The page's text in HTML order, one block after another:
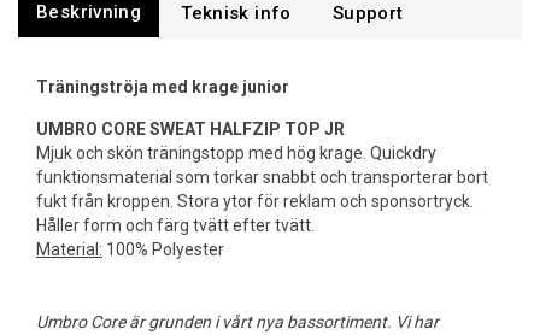
Beskrivning Support
Träningströja med krage junior
UMBRO CORE SWEAT HALFZIP TOP JR
Mjuk och skön träningstopp med hög krage. Quickdry
funktionsmaterial som torkar snabbt och transporterar bort
fukt från kroppen. Stora ytor för reklam och sponsortryck.
Håller form och färg tvätt efter tvätt.
Material: 100% Polyester
Umbro Core är grunden i vårt nya bassortiment. Vi har